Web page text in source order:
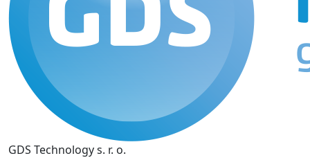
GDS Technology s. r. o.